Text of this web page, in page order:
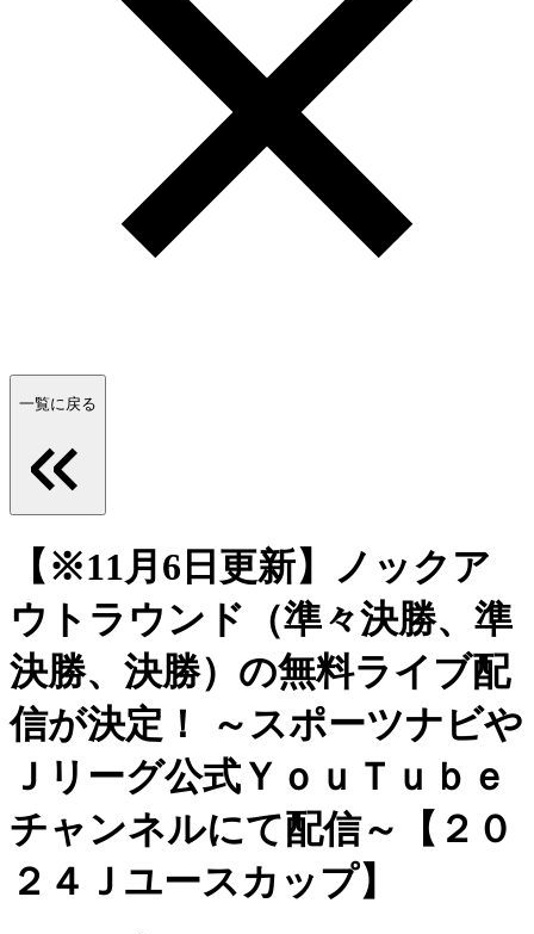
一覧に戻る
【※11月6日更新】ノックア
ウトラウンド（準々決勝、準
決勝、決勝）の無料ライブ配
信が決定！ ～スポーツナビや
Ｊリーグ公式ＹｏｕＴｕｂｅ
チャンネルにて配信～【２０
２４Ｊユースカップ】